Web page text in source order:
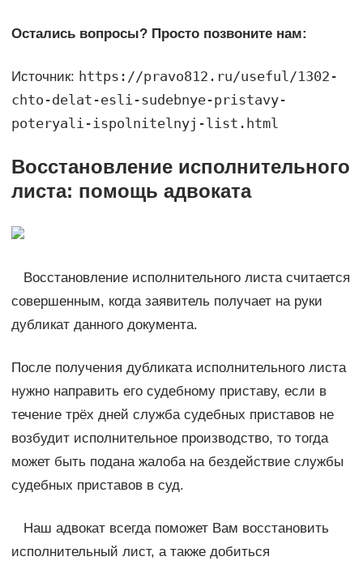
Остались вопросы? Просто позвоните нам:
Источник: https://pravo812.ru/useful/1302-
chto-delat-esli-sudebnye-pristavy-
poteryali-ispolnitelnyj-list.html
Восстановление исполнительного
листа: помощь адвоката
Восстановление исполнительного листа считается
совершенным, когда заявитель получает на руки
дубликат данного документа.
После получения дубликата исполнительного листа
нужно направить его судебному приставу, если в
течение трёх дней служба судебных приставов не
возбудит исполнительное производство, то тогда
может быть подана жалоба на бездействие службы
судебных приставов в суд.
Наш адвокат всегда поможет Вам восстановить
исполнительный лист, а также добиться